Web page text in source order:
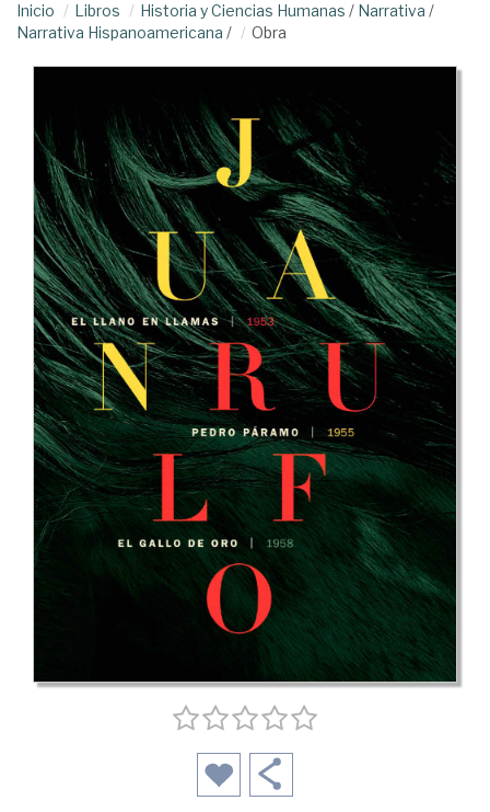
Inicio Libros Historia y Ciencias Humanas / Narrativa /
Narrativa Hispanoamericana / Obra